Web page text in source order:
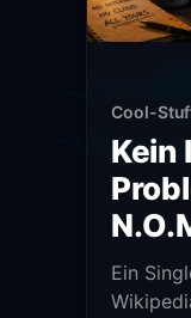
Cool-
Kein
Ein